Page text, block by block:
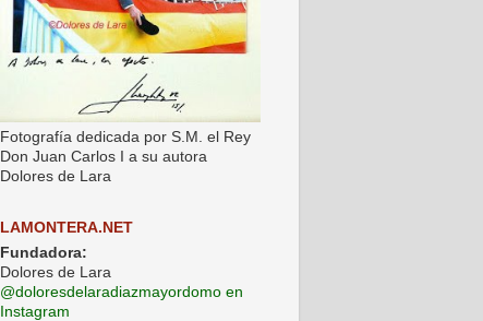
Fotografía dedicada por S.M. el Rey
Don Juan Carlos I a su autora
Dolores de Lara
LAMONTERA.NET
Fundadora:
Dolores de Lara
@doloresdelaradiazmayordomo en
Instagram